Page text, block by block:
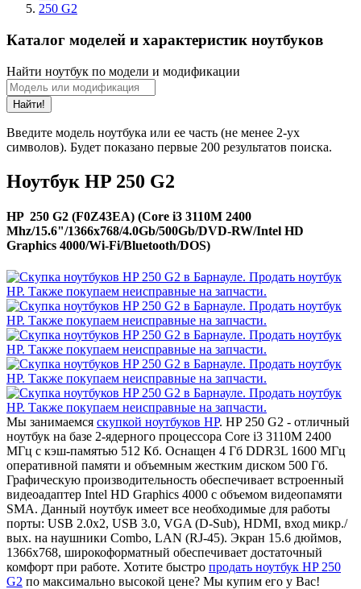
250 G2
Каталог моделей и характеристик ноутбуков
Найти ноутбук по модели и модификации
Найти!
Введите модель ноутбука или ее часть (не менее 2-ух
символов). Будет показано первые 200 результатов поиска.
Ноутбук HP 250 G2
HP 250 G2 (F0Z43EA) (Core i3 3110M 2400
Mhz/15.6"/1366x768/4.0Gb/500Gb/DVD-RW/Intel HD
Graphics 4000/Wi-Fi/Bluetooth/DOS)
Мы занимаемся скупкой ноутбуков HP. HP 250 G2 - отличный
ноутбук на базе 2-ядерного процессора Core i3 3110M 2400
МГц с кэш-памятью 512 Кб. Оснащен 4 Гб DDR3L 1600 МГц
оперативной памяти и объемным жестким диском 500 Гб.
Графическую производительность обеспечивает встроенный
видеоадаптер Intel HD Graphics 4000 с объемом видеопамяти
SMA. Данный ноутбук имеет все необходимые для работы
порты: USB 2.0x2, USB 3.0, VGA (D-Sub), HDMI, вход микр./
вых. на наушники Combo, LAN (RJ-45). Экран 15.6 дюймов,
1366x768, широкоформатный обеспечивает достаточный
комфорт при работе. Хотите быстро продать ноутбук HP 250
G2 по максимально высокой цене? Мы купим его у Вас!